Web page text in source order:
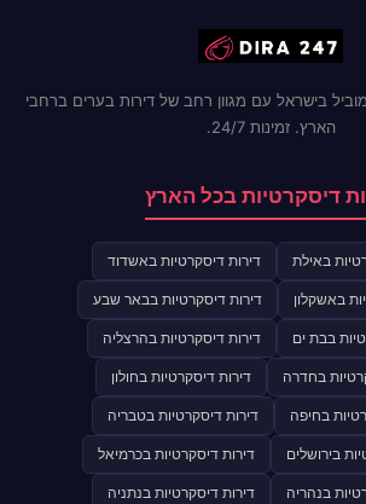
בישראל עם מגוון רחב של דירות בערים ברחבי
הארץ. זמינות 24/7.
דיסקרטיות בכל הארץ
באילת דירות דיסקרטיות באשדוד
באשקלון דירות דיסקרטיות בבאר שבע
בבת ים דירות דיסקרטיות בהרצליה
בחדרה דירות דיסקרטיות בחולון
בחיפה דירות דיסקרטיות בטבריה
בירושלים דירות דיסקרטיות בכרמיאל
בנהריה דירות דיסקרטיות בנתניה